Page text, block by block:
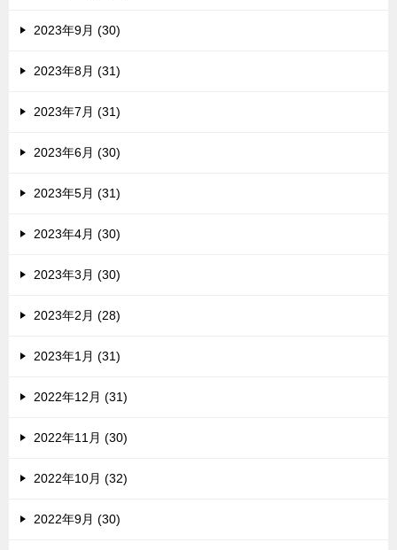
2023年9月 (30)
2023年8月 (31)
2023年7月 (31)
2023年6月 (30)
2023年5月 (31)
2023年4月 (30)
2023年3月 (30)
2023年2月 (28)
2023年1月 (31)
2022年12月 (31)
2022年11月 (30)
2022年10月 (32)
2022年9月 (30)